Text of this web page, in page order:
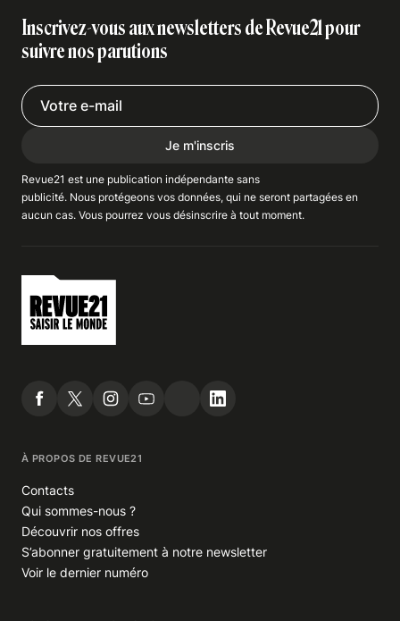
Inscrivez-vous aux newsletters de Revue21 pour
suivre nos parutions
Je m'inscris
Revue21 est une publication indépendante sans
publicité. Nous protégeons vos données, qui ne seront partagées en
aucun cas. Vous pourrez vous désinscrire à tout moment.
À PROPOS DE REVUE21
Contacts
Qui sommes-nous ?
Découvrir nos offres
S’abonner gratuitement à notre newsletter
Voir le dernier numéro